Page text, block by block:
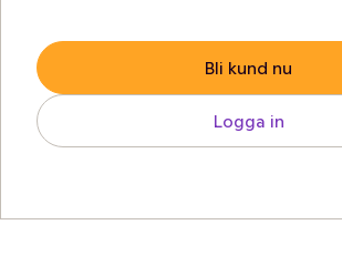
Bli kund nu
Logga in